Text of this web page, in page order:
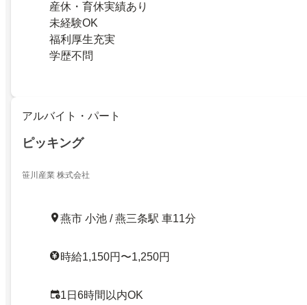
産休・育休実績あり
未経験OK
福利厚生充実
学歴不問
アルバイト・パート
ピッキング
笹川産業 株式会社
燕市 小池 / 燕三条駅 車11分
時給1,150円〜1,250円
1日6時間以内OK